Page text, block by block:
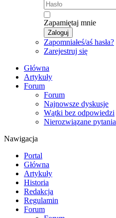
Zapamiętaj mnie
Zaloguj
Zapomniałeś/aś hasła?
Zarejestruj się
Główna
Artykuły
Forum
Forum
Najnowsze dyskusje
Wątki bez odpowiedzi
Nierozwiązane pytania
Nawigacja
Portal
Główna
Artykuły
Historia
Redakcja
Regulamin
Forum